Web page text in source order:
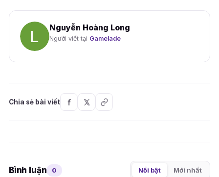
Nguyễn Hoàng Long
Người viết tại Gamelade
Chia sẻ bài viết
Bình luận 0 Nổi bật Mới nhất